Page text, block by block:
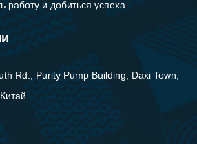
работу и добиться успеха.
Rd., Purity Pump Building, Daxi Town,